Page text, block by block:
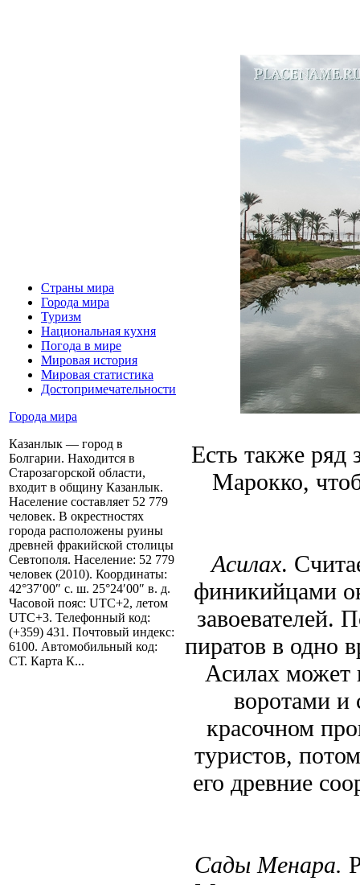
Страны мира
Города мира
Туризм
Национальная кухня
Погода в мире
Мировая история
Мировая статистика
Достопримечательности
Города мира
Казанлык — город в
Болгарии. Находится в
Старозагорской области,
входит в общину Казанлык.
Население составляет 52 779
человек. В окрестностях
города расположены руины
древней фракийской столицы
Севтополя. Население: 52 779
человек (2010). Координаты:
42°37′00″ с. ш. 25°24′00″ в. д.
Часовой пояс: UTC+2, летом
UTC+3. Телефонный код:
(+359) 431. Почтовый индекс:
6100. Автомобильный код:
СТ. Карта К...
Есть также ряд
Марокко,
Асилах.
финикийцами
завоевателей.
пиратов в одно
Асилах может
воротами и
красочном
туристов,
его древние
Сады Менара.